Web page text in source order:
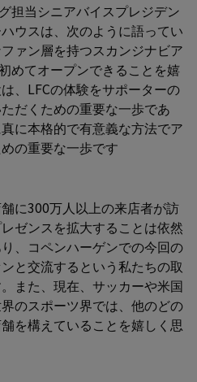
担当シニアバイスプレジデン
ウスは、次のように語ってい
ァン層を持つスカンジナビア
めてオープンできることを嬉
、LFCの体験をサポーターの
だくための重要な一歩であ
に本格的で有意義な方法でア
の重要な一歩です
に300万人以上の来店者が訪
ゼンスを拡大することは依然
、コペンハーゲンでの今回の
と交流するという私たちの取
また、現在、サッカーや米国
のスポーツ界では、他のどの
を構えていることを嬉しく思